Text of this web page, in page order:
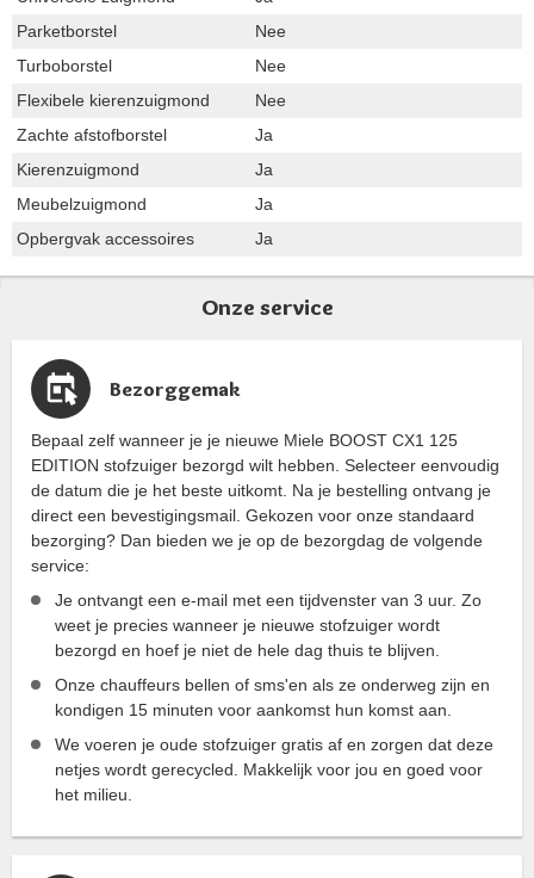
Parketborstel
Nee
Turboborstel
Nee
Flexibele kierenzuigmond
Nee
Zachte afstofborstel
Ja
Kierenzuigmond
Ja
Meubelzuigmond
Ja
Opbergvak accessoires
Ja
Onze service
Bezorggemak
Bepaal zelf wanneer je je nieuwe Miele BOOST CX1 125
EDITION stofzuiger bezorgd wilt hebben. Selecteer eenvoudig
de datum die je het beste uitkomt. Na je bestelling ontvang je
direct een bevestigingsmail. Gekozen voor onze standaard
bezorging? Dan bieden we je op de bezorgdag de volgende
service:
Je ontvangt een e-mail met een tijdvenster van 3 uur. Zo
weet je precies wanneer je nieuwe stofzuiger wordt
bezorgd en hoef je niet de hele dag thuis te blijven.
Onze chauffeurs bellen of sms'en als ze onderweg zijn en
kondigen 15 minuten voor aankomst hun komst aan.
We voeren je oude stofzuiger gratis af en zorgen dat deze
netjes wordt gerecycled. Makkelijk voor jou en goed voor
het milieu.